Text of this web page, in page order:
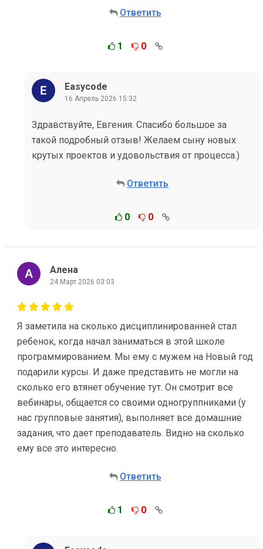
Ответить
1 0
Easycode
16 Апрель 2026 15:32
Здравствуйте, Евгения. Спасибо большое за
такой подробный отзыв! Желаем сыну новых
крутых проектов и удовольствия от процесса:)
Ответить
0 0
Алена
24 Март 2026 03:03
Я заметила на сколько дисциплинированней стал
ребенок, когда начал заниматься в этой школе
программированием. Мы ему с мужем на Новый год
подарили курсы. И даже представить не могли на
сколько его втянет обучение тут. Он смотрит все
вебинары, общается со своими одногруппниками (у
нас групповые занятия), выполняет все домашние
задания, что дает преподаватель. Видно на сколько
ему все это интересно.
Ответить
1 0